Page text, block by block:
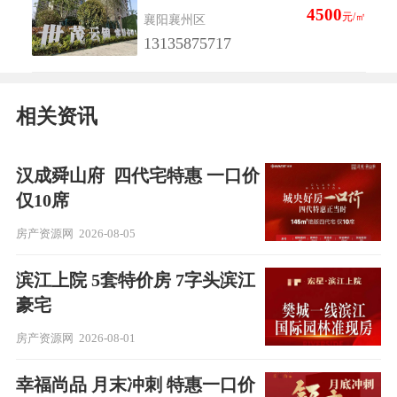
襄阳襄州区 4500元/㎡
13135875717
相关资讯
汉成舜山府 ​ 四代宅特惠 一口价
仅10席
房产资源网 2026-08-05
滨江上院 5套特价房 7字头滨江
豪宅
房产资源网 2026-08-01
幸福尚品 月末冲刺 特惠一口价